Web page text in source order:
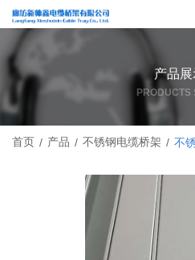
产品展
PRODUCTS
首页 / 产品 / 不锈钢电缆桥架 / 不